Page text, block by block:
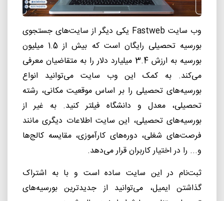
وب سایت Fastweb یکی دیگر از سایتهای جستجوی
بورسیه تحصیلی رایگان است که بیش از 1.5 میلیون
بورسیه به ارزش 3.4 میلیارد دلار را به متقاضیان معرفی
میکند. به کمک این وب سایت میتوانید انواع
بورسیههای تحصیلی را بر اساس موقعیت مکانی، رشته
تحصیلی، معدل و دانشگاه فیلتر کنید. به غیر از
بورسیههای تحصیلی، این سایت اطلاعات دیگری مانند
فرصتهای شغلی، دورههای کارآموزی، مقایسه کالجها
و... را در اختیار کاربران قرار میدهد.
ثبتنام در این سایت ساده است و با به اشتراک
گذاشتن ایمیل، میتوانید از جدیدترین بورسیههای